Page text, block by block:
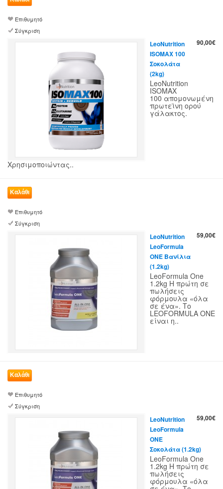
Επιθυμητό
Σύγκριση
90,00€
LeoNutrition
ISOMAX 100
Σοκολάτα
(2kg)
LeoNutrition
ISOMAX
100 απομονωμένη
πρωτεϊνη ορού
γάλακτος.
Χρησιμοποιώντας..
Επιθυμητό
Σύγκριση
59,00€
LeoNutrition
LeoFormula
ONE Βανίλια
(1.2kg)
LeoFormula One
1.2kg Η πρώτη σε
πωλήσεις
φόρμουλα «όλα
σε ένα». Το
LEOFORMULA ONE
είναι η..
Επιθυμητό
Σύγκριση
59,00€
LeoNutrition
LeoFormula
ONE
Σοκολάτα (1.2kg)
LeoFormula One
1.2kg Η πρώτη σε
πωλήσεις
φόρμουλα «όλα